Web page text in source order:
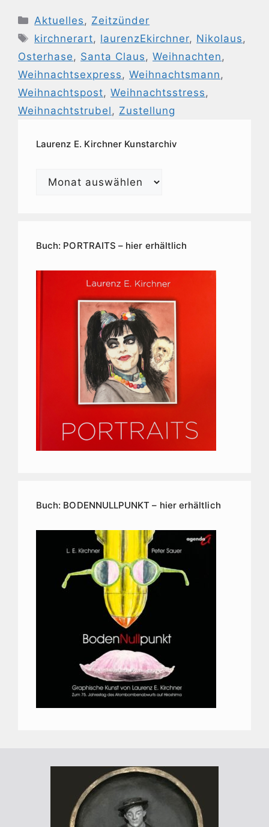
Kategorien
Aktuelles , Zeitzünder
Schlagwörter
kirchnerart, laurenzEkirchner, Nikolaus ,
Osterhase , Santa Claus , Weihnachten ,
Weihnachtsexpress , Weihnachtsmann ,
Weihnachtspost, Weihnachtsstress ,
Weihnachtstrubel , Zustellung
Laurenz E. Kirchner Kunstarchiv
Laurenz
Buch: PORTRAITS – hier erhältlich
Buch: BODENNULLPUNKT – hier erhältlich